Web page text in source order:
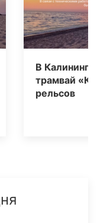
В
трамвай
рельсов